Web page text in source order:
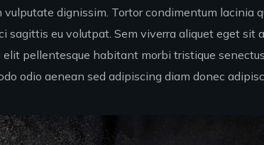
vulputate dignissim. Tortor condimentum
sagittis eu volutpat. Sem viverra aliquet eget
pellentesque habitant morbi tristique
odio aenean sed adipiscing diam donec